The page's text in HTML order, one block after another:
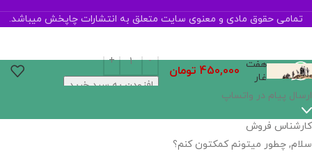
تمامی حقوق مادی و معنوی سایت متعلق به انتشارات چاپخش میباشد.
هفت
غار
450,000 تومان
افزودن به سبد خرید
ارسال پیام در واتساپ
کارشناس فروش
سلام, چطور میتونم کمکتون کنم؟